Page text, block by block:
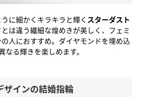
に細かくキラキラと輝く スターダスト
は違う繊細な煌めきが美しく、フェミ
人におすすめ。ダイヤモンドを埋め込
なる輝きを楽しめます。
インの結婚指輪